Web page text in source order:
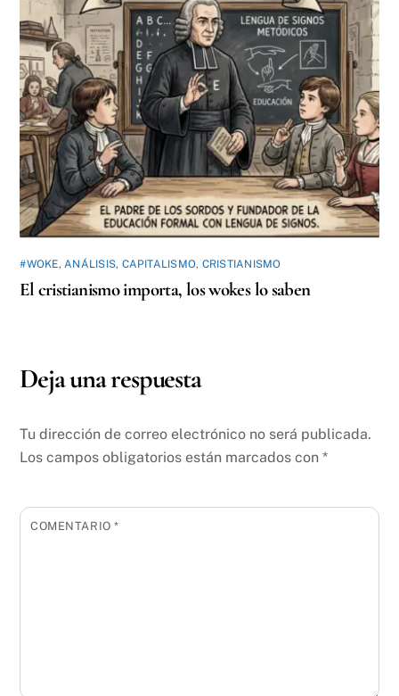
#WOKE,ANÁLISIS, CAPITALISMO, CRISTIANISMO
El cristianismo importa, los wokes lo saben
Deja una respuesta
Tu dirección de correo electrónico no será publicada.
Los campos obligatorios están marcados con*
COMENTARIO*